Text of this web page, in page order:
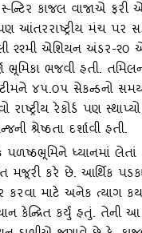
ન્‍ટિર કાજલ વાજાએ ફરી
આંતરરાષ્‍ટ્રીય મંચ પર
૨૨મી એશિયન અંડર-
ભજવી હતી.
ટીમને ૪૫.૦૫ સેકન્‍ડનો
રેકોર્ડ પણ
શ્રેષ્ઠતા દર્શાવી હતી.
પળષ્ઠભૂમિને ધ્‍યાનમાં
કરે છે. આર્થિક
માટે અનેક ત્‍યાગ
કેન્‍દ્રિત કર્યું હતું.